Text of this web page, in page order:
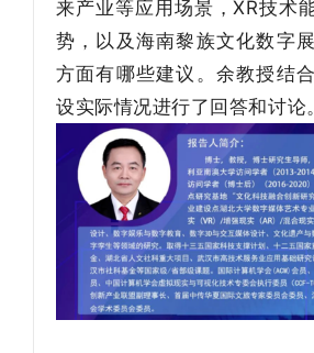
来产业等应用场景，XR技术
势，以及海南黎族文化数字
方面有哪些建议。余教授结
设实际情况进行了回答和讨论。